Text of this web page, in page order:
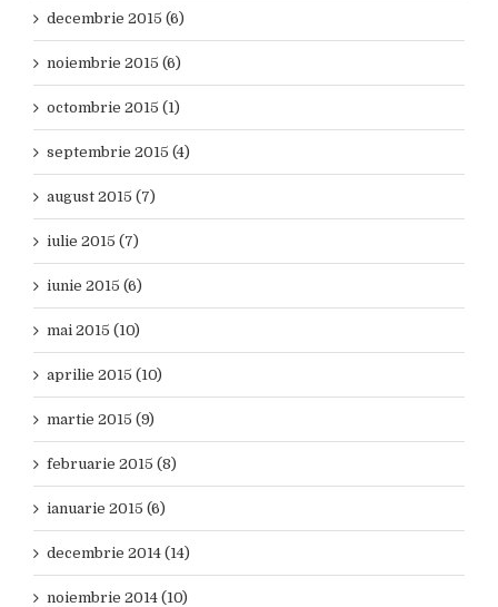
decembrie 2015 (6)
noiembrie 2015 (6)
octombrie 2015 (1)
septembrie 2015 (4)
august 2015 (7)
iulie 2015 (7)
iunie 2015 (6)
mai 2015 (10)
aprilie 2015 (10)
martie 2015 (9)
februarie 2015 (8)
ianuarie 2015 (6)
decembrie 2014 (14)
noiembrie 2014 (10)